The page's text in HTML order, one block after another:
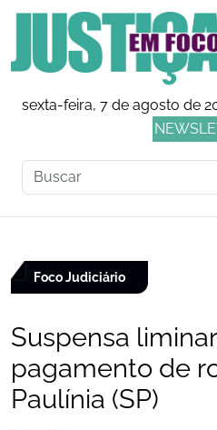
sexta-feira, 7 de agosto de
Foco Judiciário
Suspensa
pagamento de
Paulínia (SP)